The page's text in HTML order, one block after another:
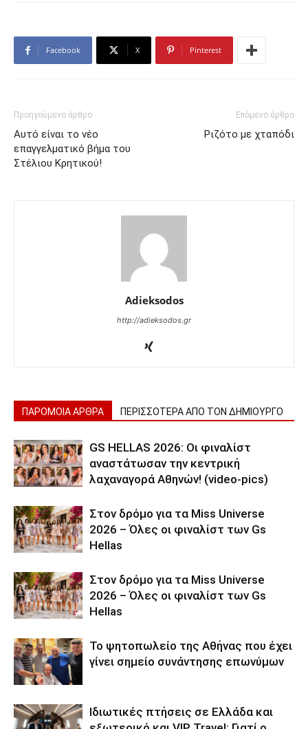
Facebook X Pinterest
Προηγούμενο άρθρο
Αυτό είναι το νέο
επαγγελματικό βήμα του
Στέλιου Κρητικού!
Επόμενο άρθρο
Ριζότο με χταπόδι
Adieksodos
http://adieksodos.gr
ΠΑΡΟΜΟΙΑ ΑΡΘΡΑ ΠΕΡΙΣΣΟΤΕΡΑ ΑΠΟ ΤΟΝ ΔΗΜΙΟΥΡΓΟ
GS HELLAS 2026: Οι φιναλίστ
αναστάτωσαν την κεντρική
λαχαναγορά Αθηνών! (video-pics)
Στον δρόμο για τα Miss Universe
2026 – Όλες οι φιναλίστ των Gs
Hellas
Στον δρόμο για τα Miss Universe
2026 – Όλες οι φιναλίστ των Gs
Hellas
Το ψητοπωλείο της Αθήνας που έχει
γίνει σημείο συνάντησης επωνύμων
Ιδιωτικές πτήσεις σε Ελλάδα και